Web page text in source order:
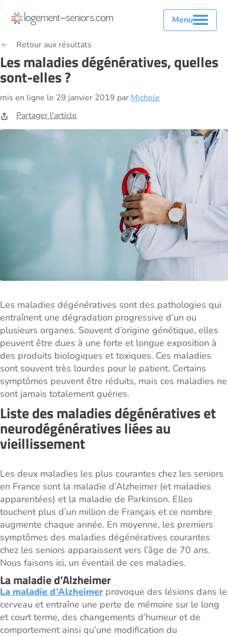
Menu
Retour aux résultats
Les maladies dégénératives, quelles
sont-elles ?
mis en ligne le 29 janvier 2019 par Michele
Partager l'article
Les maladies dégénératives sont des pathologies qui
entraînent une dégradation progressive d’un ou
plusieurs organes. Souvent d’origine génétique, elles
peuvent être dues à une forte et longue exposition à
des produits biologiques et toxiques. Ces maladies
sont souvent très lourdes pour le patient. Certains
symptômes peuvent être réduits, mais ces maladies ne
sont jamais totalement guéries.
Liste des maladies dégénératives et
neurodégénératives liées au
vieillissement
Les deux maladies les plus courantes chez les seniors
en France sont la maladie d’Alzheimer (et maladies
apparentées) et la maladie de Parkinson. Elles
touchent plus d’un million de Français et ce nombre
augmente chaque année. En moyenne, les premiers
symptômes des maladies dégénératives courantes
chez les seniors apparaissent vers l’âge de 70 ans.
Nous faisons ici, un éventail de ces maladies.
La maladie d’Alzheimer
La maladie d’Alzheimerprovoque des lésions dans le
cerveau et entraîne une perte de mémoire sur le long
et court terme, des changements d’humeur et de
comportement ainsi qu’une modification du